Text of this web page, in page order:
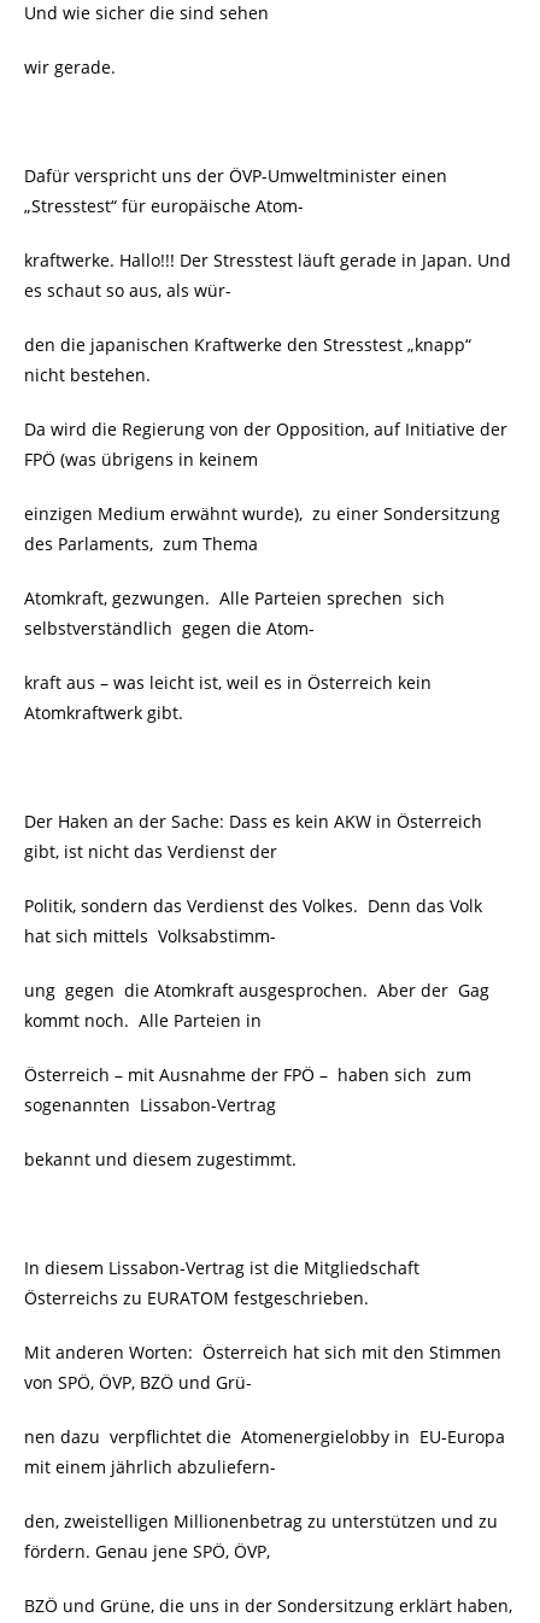
Und wie sicher die sind sehen
wir gerade.
Dafür verspricht uns der ÖVP-Umweltminister einen
„Stresstest“ für europäische Atom-
kraftwerke. Hallo!!! Der Stresstest läuft gerade in Japan. Und
es schaut so aus, als wür-
den die japanischen Kraftwerke den Stresstest „knapp“
nicht bestehen.
Da wird die Regierung von der Opposition, auf Initiative der
FPÖ (was übrigens in keinem
einzigen Medium erwähnt wurde), zu einer Sondersitzung
des Parlaments, zum Thema
Atomkraft, gezwungen. Alle Parteien sprechen sich
selbstverständlich gegen die Atom-
kraft aus – was leicht ist, weil es in Österreich kein
Atomkraftwerk gibt.
Der Haken an der Sache: Dass es kein AKW in Österreich
gibt, ist nicht das Verdienst der
Politik, sondern das Verdienst des Volkes. Denn das Volk
hat sich mittels Volksabstimm-
ung gegen die Atomkraft ausgesprochen. Aber der Gag
kommt noch. Alle Parteien in
Österreich – mit Ausnahme der FPÖ – haben sich zum
sogenannten Lissabon-Vertrag
bekannt und diesem zugestimmt.
In diesem Lissabon-Vertrag ist die Mitgliedschaft
Österreichs zu EURATOM festgeschrieben.
Mit anderen Worten: Österreich hat sich mit den Stimmen
von SPÖ, ÖVP, BZÖ und Grü-
nen dazu verpflichtet die Atomenergielobby in EU-Europa
mit einem jährlich abzuliefern-
den, zweistelligen Millionenbetrag zu unterstützen und zu
fördern. Genau jene SPÖ, ÖVP,
BZÖ und Grüne, die uns in der Sondersitzung erklärt haben,